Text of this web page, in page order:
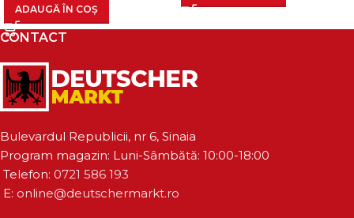
ADAUGĂ ÎN COȘ
CONTACT
Bulevardul Republicii, nr 6, Sinaia
Program magazin: Luni-Sâmbătă: 10:00-18:00
Telefon: 0721 586 193
E: online@deutschermarkt.ro